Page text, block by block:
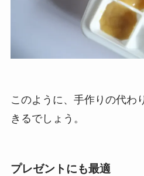
このように、手作りの代わ
きるでしょう。
プレゼントにも最適